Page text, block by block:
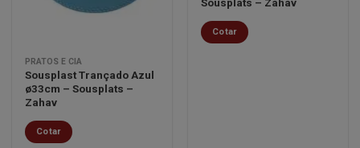
PRATOS E CIA
Sousplast Trançado Azul
ø33cm – Sousplats –
Zahav
Cotar
Cotar